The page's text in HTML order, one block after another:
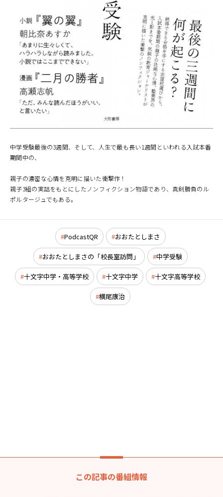
中学受験最後の3週間、そして、人生で最も長い1週間といわれる入試本番
期間中の、
親子の濃密な心情を克明に描いた衝撃作！
親子3組の実話をもとにしたノンフィクション物語であり、真剣勝負のル
ポルタージュでもある。
PodcastQR おおたとしまさ
おおたとしまさの「校長室訪問」 中学受験
十文字中学・高等学校 十文字中学 十文字高等学校
横尾康治
この記事の番組情報